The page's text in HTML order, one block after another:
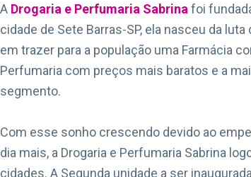
A Drogaria e Perfumaria Sabrina foi
cidade de Sete Barras-SP, ela nasceu da
em trazer para a população uma Farmácia
Perfumaria com preços mais baratos e a
segmento.
Com esse sonho crescendo devido ao
dia mais, a Drogaria e Perfumaria Sabrina
cidades. A Segunda unidade a ser